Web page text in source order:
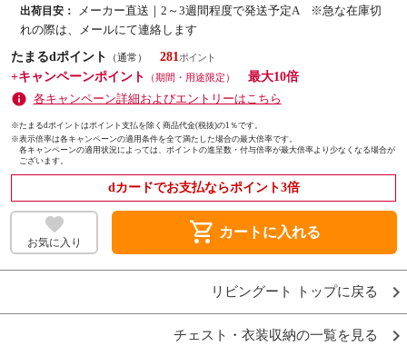
出荷目安：
メーカー直送｜2～3週間程度で発送予定A ※急な在庫切
れの際は、メールにて連絡します
たまるdポイント
（通常）
281
+キャンペーンポイント
（期間・用途限定）
最大10倍
各キャンペーン詳細およびエントリーはこちら
※たまるdポイントはポイント支払を除く商品代金(税抜)の1％です。
※表示倍率は各キャンペーンの適用条件を全て満たした場合の最大倍率です。
各キャンペーンの適用状況によっては、ポイントの進呈数・付与倍率が最大倍率より少なくなる場合が
ございます。
dカードでお支払ならポイント3倍
お気に入り shopping_cart カートに入れる
リビングート トップに戻る
チェスト・衣装収納の一覧を見る